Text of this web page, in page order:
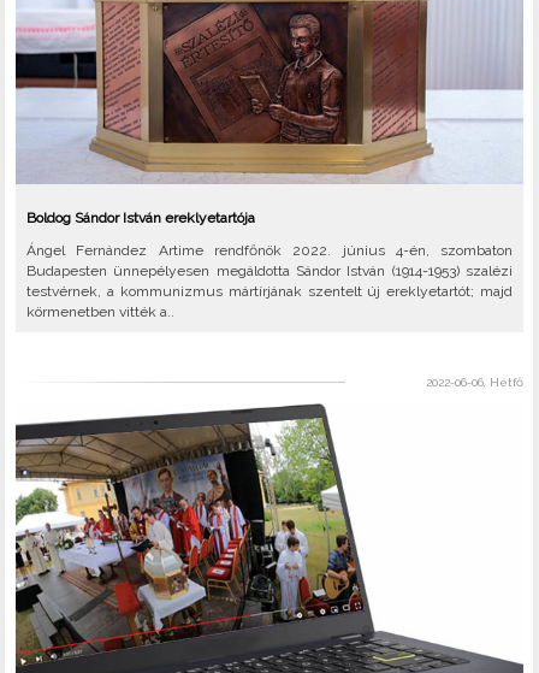
Boldog Sándor István ereklyetartója
Ángel Fernández Artime rendfőnök 2022. június 4-én, szombaton
Budapesten ünnepélyesen megáldotta Sándor István (1914-1953) szalézi
testvérnek, a kommunizmus mártírjának szentelt új ereklyetartót; majd
körmenetben vitték a..
2022-06-06, Hétfő